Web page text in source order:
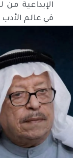
الإبداعية من
في عالم